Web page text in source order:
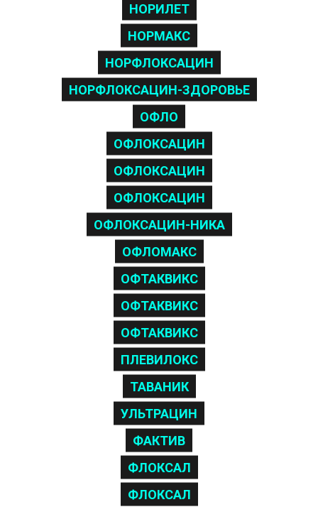
НОРИЛЕТ
НОРМАКС
НОРФЛОКСАЦИН
НОРФЛОКСАЦИН-ЗДОРОВЬЕ
ОФЛО
ОФЛОКСАЦИН
ОФЛОКСАЦИН
ОФЛОКСАЦИН
ОФЛОКСАЦИН-НИКА
ОФЛОМАКС
ОФТАКВИКС
ОФТАКВИКС
ОФТАКВИКС
ПЛЕВИЛОКС
ТАВАНИК
УЛЬТРАЦИН
ФАКТИВ
ФЛОКСАЛ
ФЛОКСАЛ